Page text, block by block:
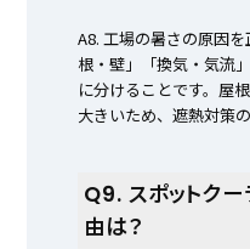
A8. 工場の暑さの原因
根・壁」「換気・気流
に分けることです。屋
大きいため、遮熱対策
Q9. スポットク
由は？